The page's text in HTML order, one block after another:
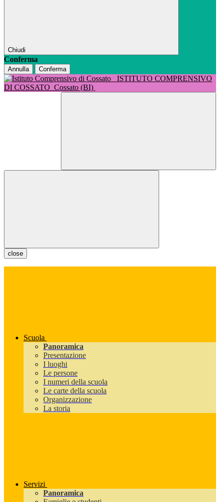
Chiudi
Conferma
Annulla Conferma
ISTITUTO COMPRENSIVO
DI COSSATO Cossato (BI)
close
Scuola
Panoramica
Presentazione
I luoghi
Le persone
I numeri della scuola
Le carte della scuola
Organizzazione
La storia
Servizi
Panoramica